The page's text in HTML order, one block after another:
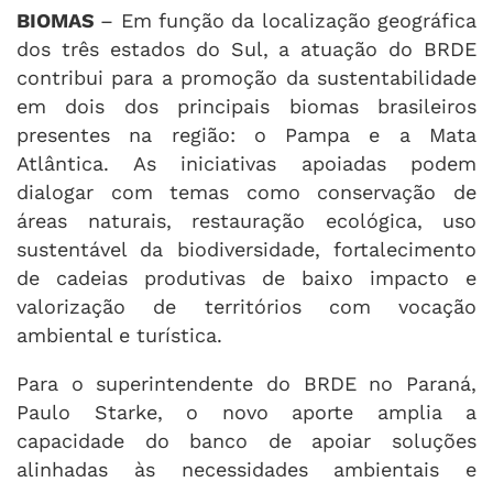
BIOMAS – Em função da localização geográfica
dos três estados do Sul, a atuação do BRDE
contribui para a promoção da sustentabilidade
em dois dos principais biomas brasileiros
presentes na região: o Pampa e a Mata
Atlântica. As iniciativas apoiadas podem
dialogar com temas como conservação de
áreas naturais, restauração ecológica, uso
sustentável da biodiversidade, fortalecimento
de cadeias produtivas de baixo impacto e
valorização de territórios com vocação
ambiental e turística.
Para o superintendente do BRDE no Paraná,
Paulo Starke, o novo aporte amplia a
capacidade do banco de apoiar soluções
alinhadas às necessidades ambientais e